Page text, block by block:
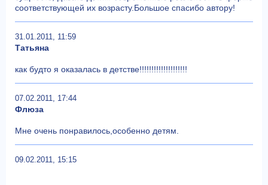
соответствующей их возрасту.Большое спасибо автору!
31.01.2011, 11:59
Татьяна
как будто я оказалась в детстве!!!!!!!!!!!!!!!!!!!!
07.02.2011, 17:44
Флюза
Мне очень понравилось,особенно детям.
09.02.2011, 15:15